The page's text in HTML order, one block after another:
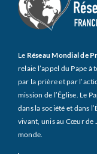
Le Réseau Mondial de
relaie l’appel du Pape à
par la prière et par
mission de l’Église. Le
dans la société et dans
vivant, unis au Cœur de
monde.